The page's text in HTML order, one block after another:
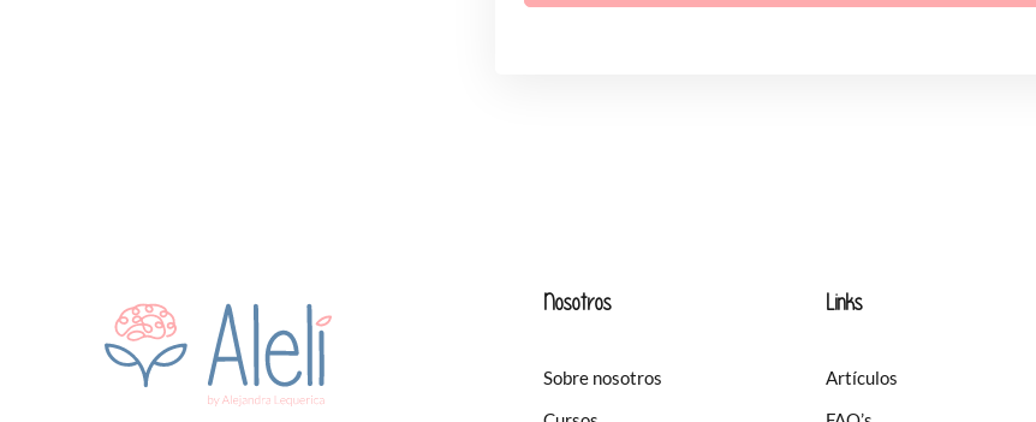
Nosotros
Sobre nosotros
Links
Artículos